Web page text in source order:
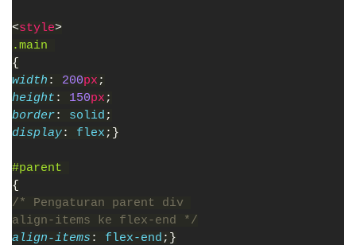
<style>
.main
{
width : 200px ;
height : 150px ;
border: solid ;
display: flex ;}
#parent
{
/* Pengaturan parent div
align-items ke flex-end */
align-items : flex-end ;}